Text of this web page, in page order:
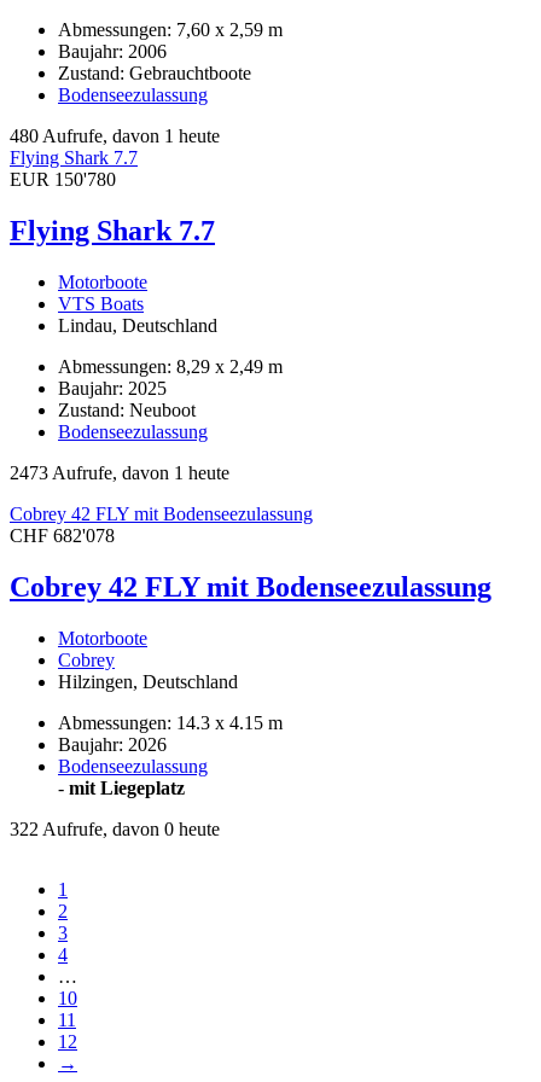
Abmessungen: 7,60 x 2,59 m
Baujahr: 2006
Zustand: Gebrauchtboote
Bodenseezulassung
480 Aufrufe, davon 1 heute
Flying Shark 7.7
EUR 150'780
Flying Shark 7.7
Motorboote
VTS Boats
Lindau, Deutschland
Abmessungen: 8,29 x 2,49 m
Baujahr: 2025
Zustand: Neuboot
Bodenseezulassung
2473 Aufrufe, davon 1 heute
Cobrey 42 FLY mit Bodenseezulassung
CHF 682'078
Cobrey 42 FLY mit Bodenseezulassung
Motorboote
Cobrey
Hilzingen, Deutschland
Abmessungen: 14.3 x 4.15 m
Baujahr: 2026
Bodenseezulassung
- mit Liegeplatz
322 Aufrufe, davon 0 heute
1
2
3
4
…
10
11
12
→